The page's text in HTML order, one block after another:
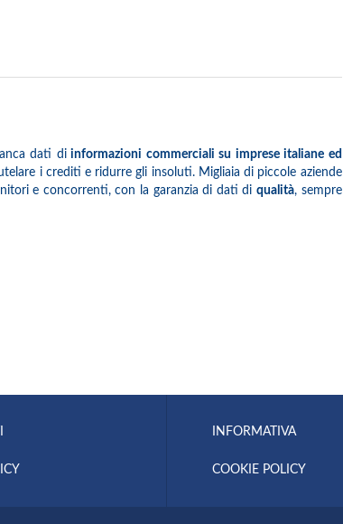
dati diinformazioni commerciali su imprese italiane ed
i crediti e ridurre gli insoluti. Migliaia di piccole aziende
e concorrenti, con la garanzia di dati diqualità, sempre
INFORMATIVA
COOKIE POLICY